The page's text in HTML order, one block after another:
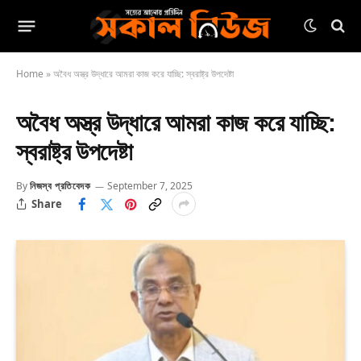
Home »অবৈধ অস্ত্র উদ্ধারে আমরা কাজ করে যাচ্ছি: স্বরাষ্ট্র উপদেষ্টা
অবৈধ অস্ত্র উদ্ধারে আমরা কাজ করে যাচ্ছি:
স্বরাষ্ট্র উপদেষ্টা
Byনিজস্ব প্রতিবেদক September 7, 2025
Share